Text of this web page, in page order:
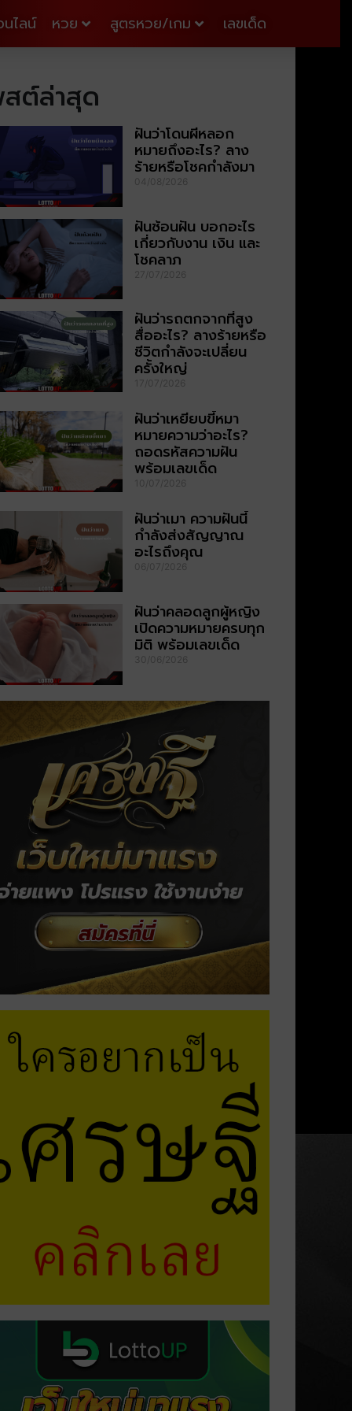
ไลน์ หวย สูตรหวย/เกม เลขเด็ด
ต์ล่าสุด
ฝันว่าโดนผีหลอก
หมายถึงอะไร? ลาง
ร้ายหรือโชคกำลังมา
04/08/2026
ฝันซ้อนฝัน บอกอะไร
เกี่ยวกับงาน เงิน และ
โชคลาภ
27/07/2026
ฝันว่ารถตกจากที่สูง
สื่ออะไร? ลางร้ายหรือ
ชีวิตกำลังจะเปลี่ยน
ครั้งใหญ่
17/07/2026
ฝันว่าเหยียบขี้หมา
หมายความว่าอะไร?
ถอดรหัสความฝัน
พร้อมเลขเด็ด
10/07/2026
ฝันว่าเมา ความฝันนี้
กำลังส่งสัญญาณ
อะไรถึงคุณ
06/07/2026
ฝันว่าคลอดลูกผู้หญิง
เปิดความหมายครบทุก
มิติ พร้อมเลขเด็ด
30/06/2026